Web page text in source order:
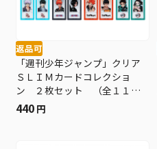
返品可
「週刊少年ジャンプ」クリア
ＳＬＩＭカードコレクショ
ン ２枚セット （全１１組
／ランダム１組入り） ＢＤ
４−ＪＦ
440 円